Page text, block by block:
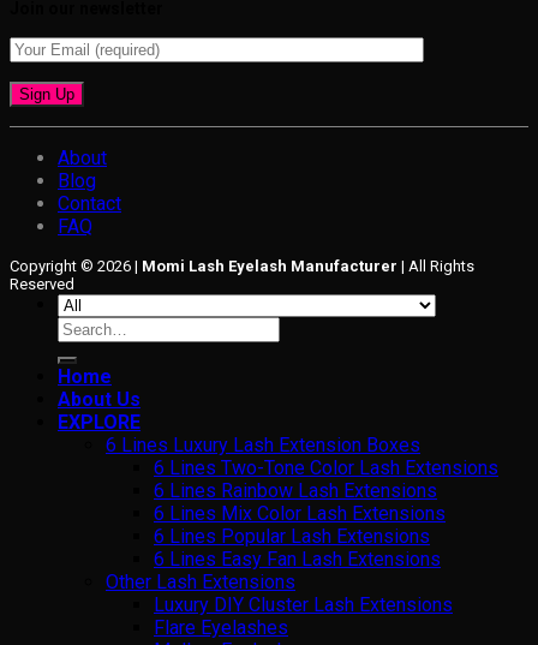
About
Blog
Contact
FAQ
Copyright © 2026 | Momi Lash Eyelash Manufacturer | All Rights
Reserved
Search
Home
About Us
EXPLORE
6 Lines Luxury Lash Extension Boxes
6 Lines Two-Tone Color Lash Extensions
6 Lines Rainbow Lash Extensions
6 Lines Mix Color Lash Extensions
6 Lines Popular Lash Extensions
6 Lines Easy Fan Lash Extensions
Other Lash Extensions
Luxury DIY Cluster Lash Extensions
Flare Eyelashes